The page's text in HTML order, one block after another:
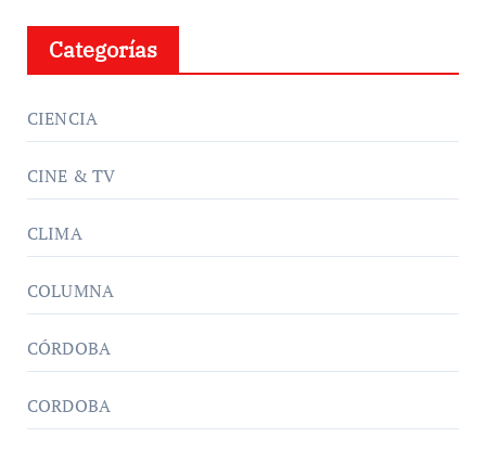
Categorías
CIENCIA
CINE & TV
CLIMA
COLUMNA
CÓRDOBA
CORDOBA